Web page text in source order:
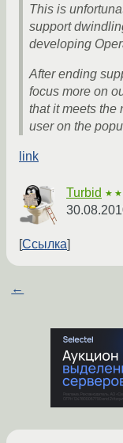
This is
support
developing
After ending
focus more on
that it meets the
user on the
link
Turbid
Ссылка
←